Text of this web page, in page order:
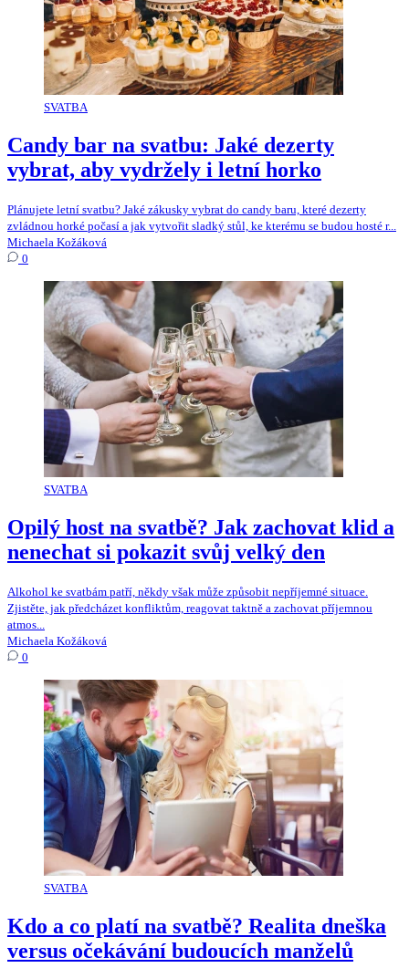
SVATBA
Candy bar na svatbu: Jaké dezerty
vybrat, aby vydržely i letní horko
Plánujete letní svatbu? Jaké zákusky vybrat do candy baru, které dezerty
zvládnou horké počasí a jak vytvořit sladký stůl, ke kterému se budou hosté r...
Michaela Kožáková
0
SVATBA
Opilý host na svatbě? Jak zachovat klid a
nenechat si pokazit svůj velký den
Alkohol ke svatbám patří, někdy však může způsobit nepříjemné situace.
Zjistěte, jak předcházet konfliktům, reagovat taktně a zachovat příjemnou
atmos...
Michaela Kožáková
0
SVATBA
Kdo a co platí na svatbě? Realita dneška
versus očekávání budoucích manželů